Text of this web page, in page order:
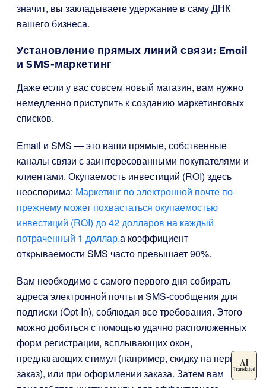
значит, вы закладываете удержание в саму ДНК
вашего бизнеса.
Установление прямых линий связи: Email
и SMS-маркетинг
Даже если у вас совсем новый магазин, вам нужно
немедленно приступить к созданию маркетинговых
списков.
Email и SMS — это ваши прямые, собственные
каналы связи с заинтересованными покупателями и
клиентами. Окупаемость инвестиций (ROI) здесь
неоспорима: Маркетинг по электронной почте по-
прежнему может похвастаться окупаемостью
инвестиций (ROI) до 42 долларов на каждый
потраченный 1 доллар.а коэффициент
открываемости SMS часто превышает 90%.
Вам необходимо с самого первого дня собирать
адреса электронной почты и SMS-сообщения для
подписки (Opt-In), соблюдая все требования. Этого
можно добиться с помощью удачно расположенных
форм регистрации, всплывающих окон,
предлагающих стимул (например, скидку на первый
заказ), или при оформлении заказа. Затем вам